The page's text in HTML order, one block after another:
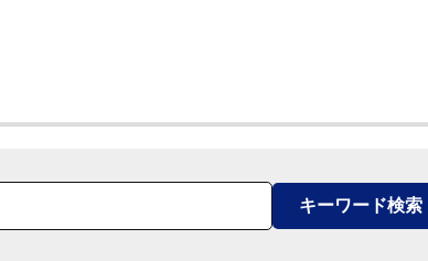
キーワード検索